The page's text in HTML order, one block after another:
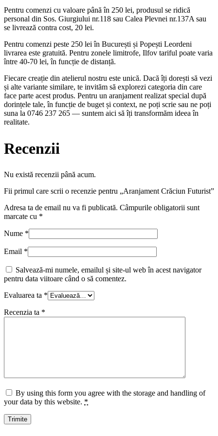
Pentru comenzi cu valoare până în 250 lei, produsul se ridică
personal din Sos. Giurgiului nr.118 sau Calea Plevnei nr.137A sau
se livrează contra cost, 20 lei.
Pentru comenzi peste 250 lei în București și Popești Leordeni
livrarea este gratuită. Pentru zonele limitrofe, Ilfov tariful poate varia
între 40-70 lei, în funcție de distanță.
Fiecare creație din atelierul nostru este unică. Dacă îți dorești să vezi
și alte variante similare, te invităm să explorezi categoria din care
face parte acest produs. Pentru un aranjament realizat special după
dorințele tale, în funcție de buget și context, ne poți scrie sau ne poți
suna la 0746 237 265 — suntem aici să îți transformăm ideea în
realitate.
Recenzii
Nu există recenzii până acum.
Fii primul care scrii o recenzie pentru „Aranjament Crăciun Futurist”
Adresa ta de email nu va fi publicată. Câmpurile obligatorii sunt
marcate cu *
Nume *
Email *
Salvează-mi numele, emailul și site-ul web în acest navigator
pentru data viitoare când o să comentez.
Evaluarea ta *
Recenzia ta *
By using this form you agree with the storage and handling of
your data by this website. *